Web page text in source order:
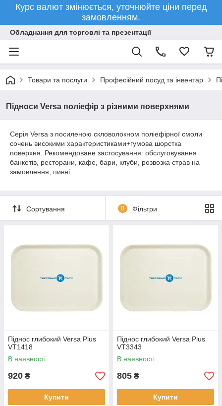
Курс валют змінюється, уточнюйте ціни перед
замовленням.
Обладнання для торговлі та презентації
Товари та послуги Професійний посуд та інвентар
Підноси Versa поліефір з різними поверхнями
Серія Versa з посиленою скловолокном поліефірної смоли
сочень високими характеристиками+гумова шорстка
поверхня. Рекомендоване застосування: обслуговування
банкетів, ресторани, кафе, бари, клуби, розвозка страв на
замовлення, пивні.
Сортування 0 Фільтри
Піднос глибокий Versa Plus
VT1418
В наявності
920 ₴
Купити
Піднос глибокий Versa Plus
VT3343
В наявності
805 ₴
Купити